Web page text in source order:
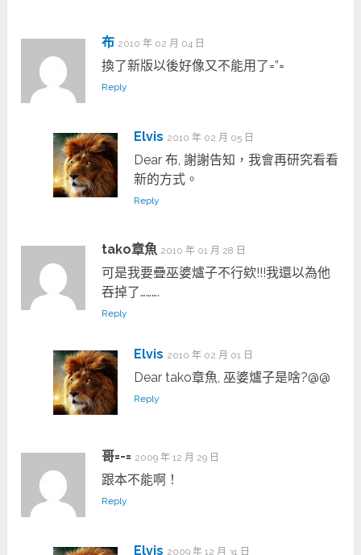
布 2010 年 02 月 04 日
換了新版以後好像又不能用了=”=
Reply
Elvis 2010 年 02 月 05 日
Dear 布, 謝謝告知，我會再研究看看
新的方式。
Reply
tako章魚 2010 年 01 月 28 日
可是我要疊巫婆爐子不行欸!!!我還以為他
吞掉了……….
Reply
Elvis 2010 年 02 月 01 日
Dear tako章魚, 巫婆爐子是啥?@@
Reply
哥=-= 2009 年 12 月 29 日
跟本不能啊！
Reply
Elvis 2009 年 12 月 31 日